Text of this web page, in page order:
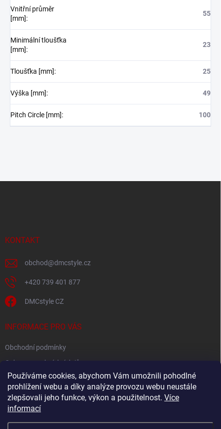
Používáme cookies, abychom Vám umožnili pohodlné
prohlížení webu a díky analýze provozu webu neustále
zlepšovali jeho funkce, výkon a použitelnost. Více
informací
Vnitřní průměr
[mm]:
55
Minimální tloušťka
[mm]:
23
Tloušťka [mm]: 25
Výška [mm]: 49
Pitch Circle [mm]: 100
KONTAKT
obchod@dmcstyle.cz
+420 739 401 877
DMCstyle CZ
INFORMACE PRO VÁS
Obchodní podmínky
Ochrana osobních údajů
FACEBOOK